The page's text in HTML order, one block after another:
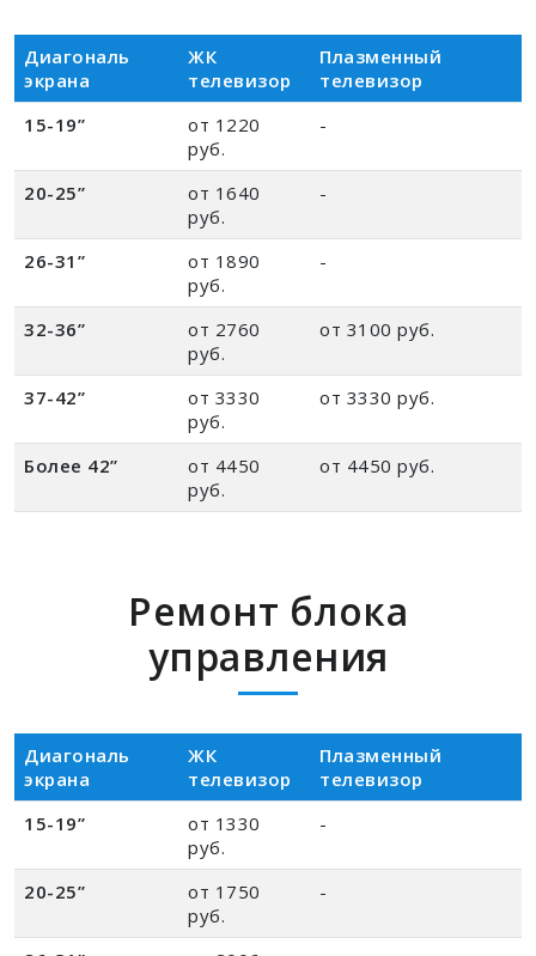
Диагональ
экрана
ЖК
телевизор
Плазменный
телевизор
15-19”
от 1220
руб.
-
20-25”
от 1640
руб.
-
26-31”
от 1890
руб.
-
32-36”
от 2760
руб.
от 3100 руб.
37-42”
от 3330
руб.
от 3330 руб.
Более 42”
от 4450
руб.
от 4450 руб.
Ремонт блока
управления
Диагональ
экрана
ЖК
телевизор
Плазменный
телевизор
15-19”
от 1330
руб.
-
20-25”
от 1750
руб.
-